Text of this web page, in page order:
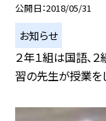
公開日 2018/05/31
お知らせ
２年１組は国語、
習の先生が授業を